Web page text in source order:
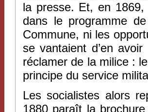
la presse. Et, en 1869,
dans le programme
Commune, ni les
se vantaient d’en
réclamer de la milice :
principe du service
Les socialistes alors
1880 paraît la